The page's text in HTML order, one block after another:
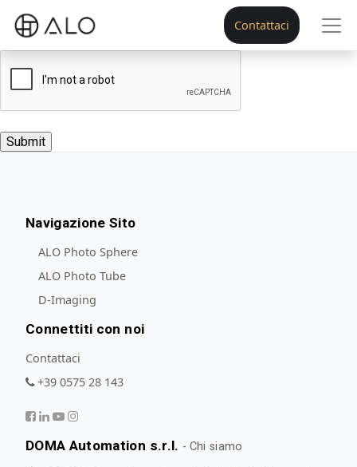
Contattaci
Navigazione Sito
ALO Photo Sphere
ALO Photo Tube
D-Imaging
Connettiti con noi
Contattaci
+39 0575 28 143
DOMA Automation s.r.l. - Chi siamo